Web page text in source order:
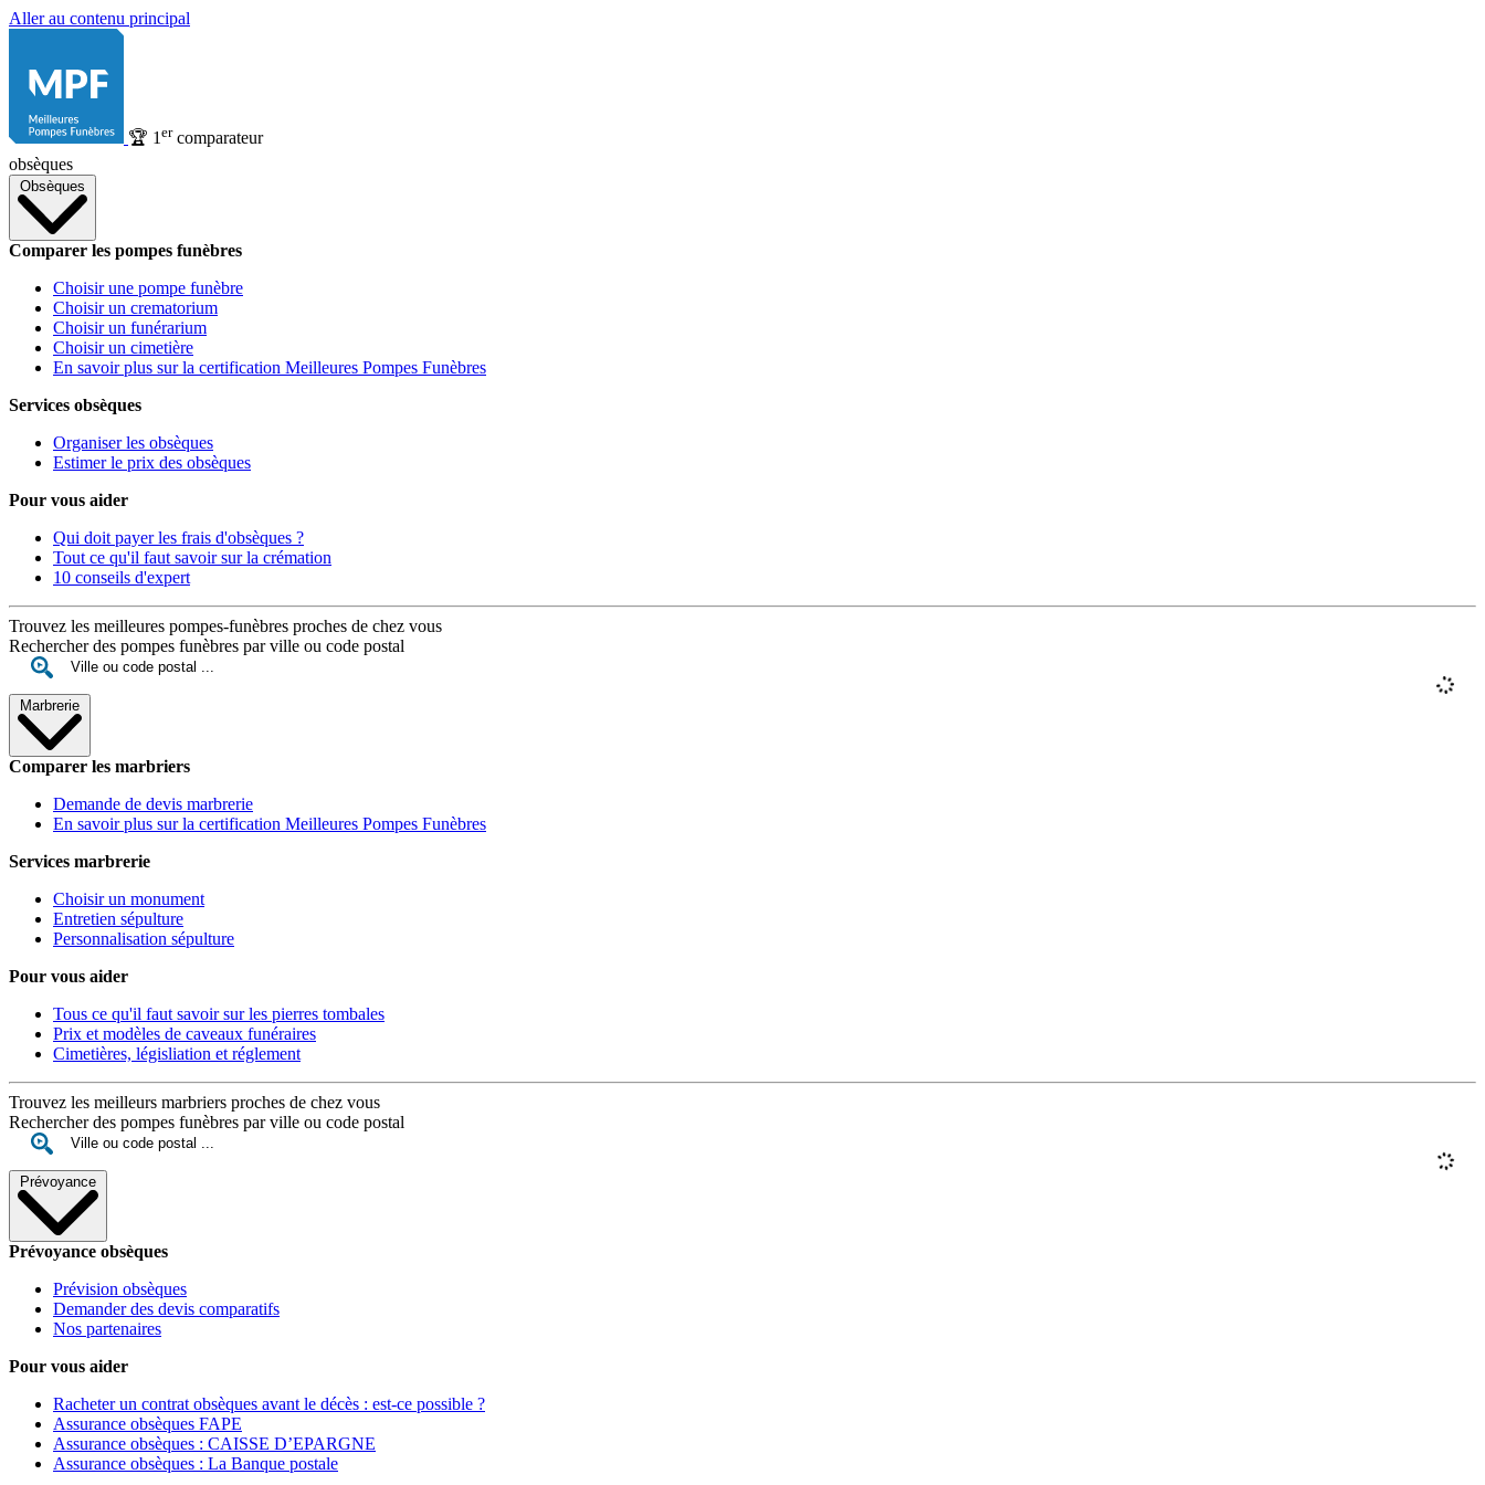
Aller au contenu principal
🏆 1 ercomparateur
obsèques
Obsèques
Comparer les pompes funèbres
Choisir une pompe funèbre
Choisir un crematorium
Choisir un funérarium
Choisir un cimetière
En savoir plus sur la certification Meilleures Pompes Funèbres
Services obsèques
Organiser les obsèques
Estimer le prix des obsèques
Pour vous aider
Qui doit payer les frais d'obsèques ?
Tout ce qu'il faut savoir sur la crémation
10 conseils d'expert
Trouvez les meilleures pompes-funèbres proches de chez vous
Rechercher des pompes funèbres par ville ou code postal
Marbrerie
Comparer les marbriers
Demande de devis marbrerie
En savoir plus sur la certification Meilleures Pompes Funèbres
Services marbrerie
Choisir un monument
Entretien sépulture
Personnalisation sépulture
Pour vous aider
Tous ce qu'il faut savoir sur les pierres tombales
Prix et modèles de caveaux funéraires
Cimetières, législiation et réglement
Trouvez les meilleurs marbriers proches de chez vous
Rechercher des pompes funèbres par ville ou code postal
Prévoyance
Prévoyance obsèques
Prévision obsèques
Demander des devis comparatifs
Nos partenaires
Pour vous aider
Racheter un contrat obsèques avant le décès : est-ce possible ?
Assurance obsèques FAPE
Assurance obsèques : CAISSE D’EPARGNE
Assurance obsèques : La Banque postale